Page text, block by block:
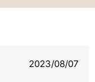
2023/08/07